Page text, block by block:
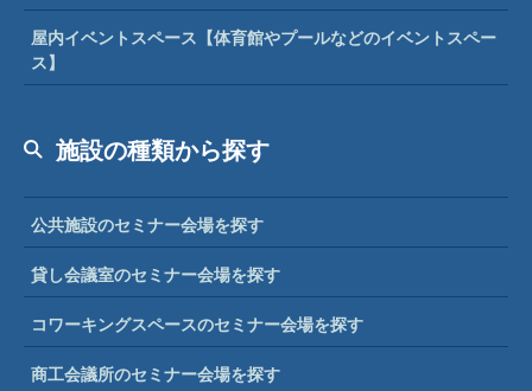
屋内イベントスペース【体育館やプールなどのイベントスペー
ス】
施設の種類から探す
公共施設のセミナー会場を探す
貸し会議室のセミナー会場を探す
コワーキングスペースのセミナー会場を探す
商工会議所のセミナー会場を探す